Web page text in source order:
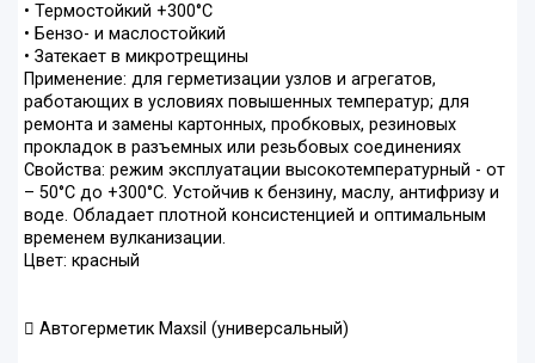
• Термостойкий +300°С
• Бензо- и маслостойкий
• Затекает в микротрещины
Применение: для герметизации узлов и агрегатов,
работающих в условиях повышенных температур; для
ремонта и замены картонных, пробковых, резиновых
прокладок в разъемных или резьбовых соединениях
Свойства: режим эксплуатации высокотемпературный - от
– 50°С до +300°С. Устойчив к бензину, маслу, антифризу и
воде. Обладает плотной консистенцией и оптимальным
временем вулканизации.
Цвет: красный
 Автогерметик Maxsil (универсальный)